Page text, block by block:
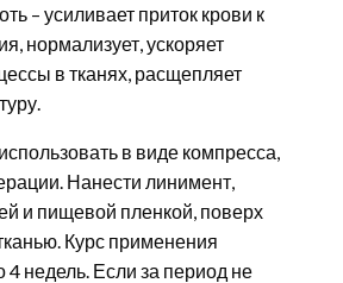
– усиливает приток крови к
нормализует, ускоряет
в тканях, расщепляет
в виде компресса,
Нанести линимент,
и пищевой пленкой, поверх
Курс применения
4 недель. Если за период не